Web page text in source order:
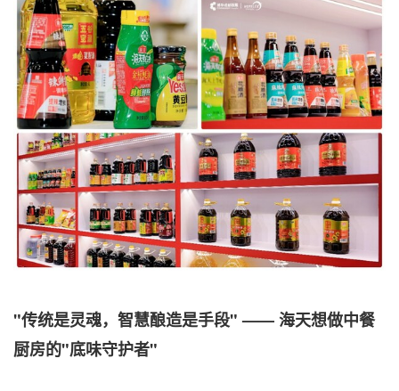
"传统是灵魂，智慧酿造是手段" —— 海天想做中餐
厨房的"底味守护者"